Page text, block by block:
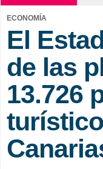
ECONOMÍA
El
de las
13.726